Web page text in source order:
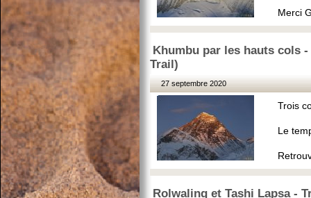
Merci
Khumbu par les hauts cols -
Trail)
27 septembre 2020
Trois
Le
Rolwaling et Tashi Lapsa -